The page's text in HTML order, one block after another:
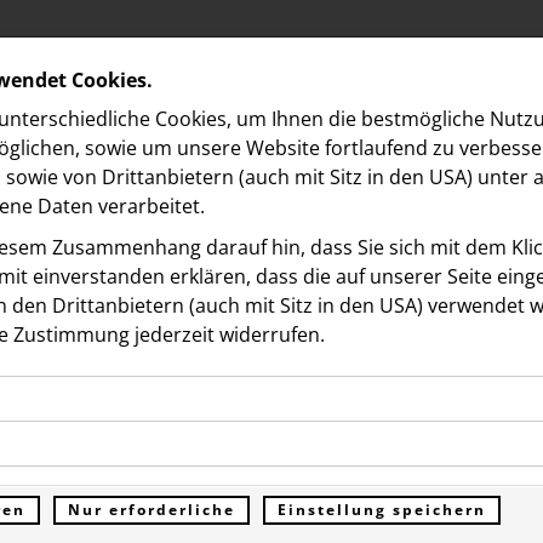
in Sonderauktion
Cookies.
Cookies, um Ihnen die best­mögliche
sowie um unsere Website fortlaufend zu
von Drittanbietern (auch mit Sitz in den USA) unter
Daten verarbeitet.
Zusammenhang darauf hin, dass Sie sich mit dem
ein­ver­standen erklären, dass die auf unserer Seite
den Drittanbietern (auch mit Sitz in den USA) verwendet
Zustimmung jederzeit widerrufen.
ermöglichen grundlegende Funktionen und sind für
der Website erforderlich. Diese Cookies
Daten und werden an keine Dritten übermittelt.
erfassen Informationen anonym. Diese Informationen
unsere Besucher unsere Website nutzen.
Nur erforderliche Einstellung speichern